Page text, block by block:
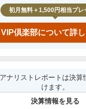
初月無料＋1,500円相当プレ
VIP倶楽部について詳
ナリストレポートは決算
けます。
決算情報を見る